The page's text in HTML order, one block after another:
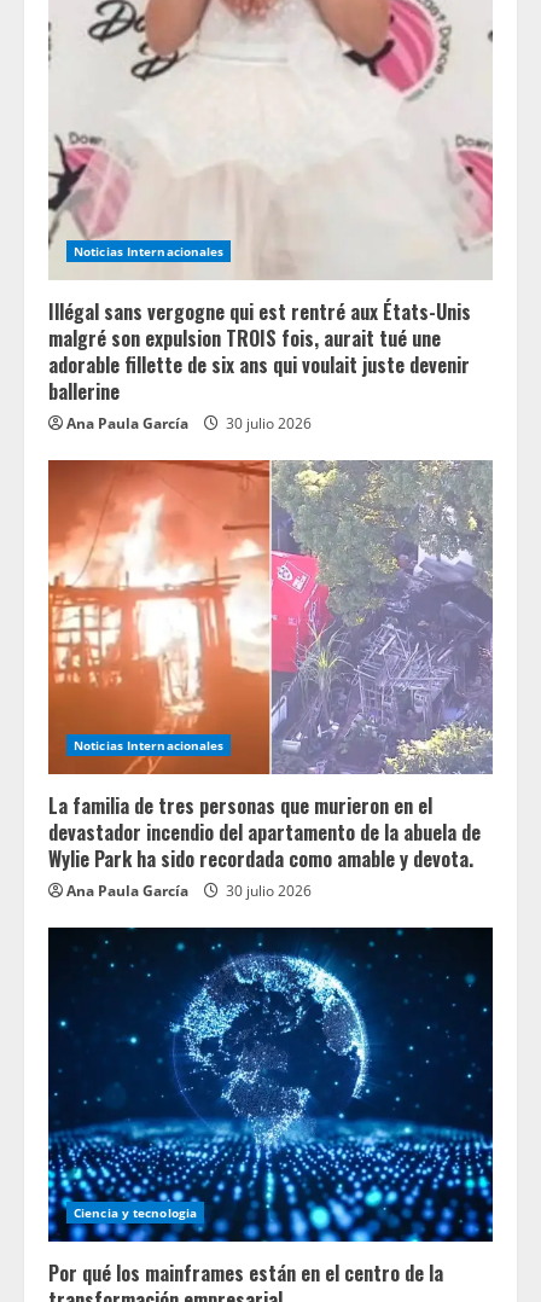
Noticias Internacionales
Illégal sans vergogne qui est rentré aux États-Unis
malgré son expulsion TROIS fois, aurait tué une
adorable fillette de six ans qui voulait juste devenir
ballerine
Ana Paula García 30 julio 2026
Noticias Internacionales
La familia de tres personas que murieron en el
devastador incendio del apartamento de la abuela de
Wylie Park ha sido recordada como amable y devota.
Ana Paula García 30 julio 2026
Ciencia y tecnologia
Por qué los mainframes están en el centro de la